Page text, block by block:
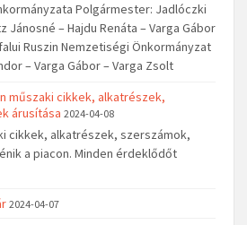
Polgármester: Jadlóczki
Jánosné – Hajdu Renáta – Varga Gábor
Ruszin Nemzetiségi Önkormányzat
– Varga Gábor – Varga Zsolt
műszaki cikkek, alkatrészek,
árusítása 2024-04-08
cikkek, alkatrészek, szerszámok,
a piacon. Minden érdeklődőt
2024-04-07